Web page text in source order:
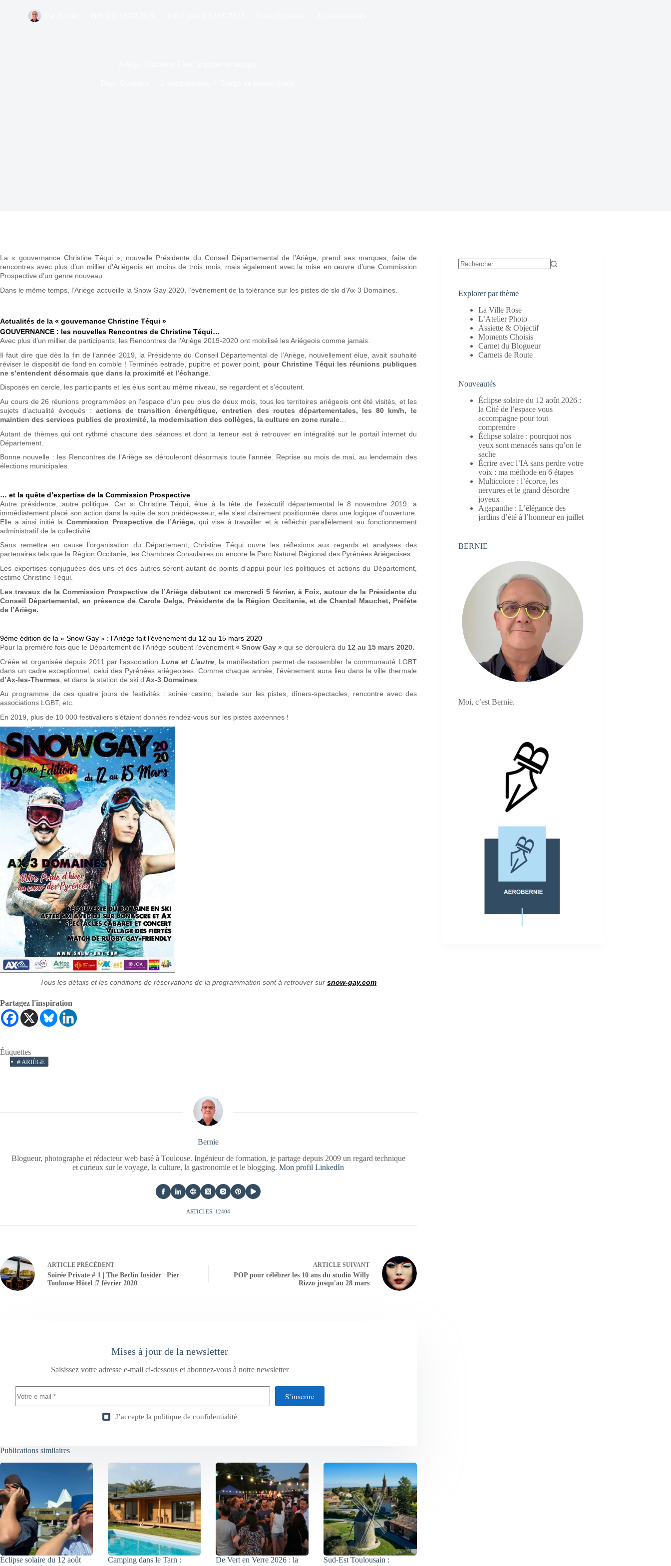
La « gouvernance Christine Téqui », nouvelle Présidente du Conseil Départemental de l’Ariège, prend ses marques, faite de
rencontres avec plus d’un millier d’Ariégeois en moins de trois mois, mais également avec la mise en œuvre d’une Commission
Prospective d’un genre nouveau.
Dans le même temps, l’Ariège accueille la Snow Gay 2020, l’événement de la tolérance sur les pistes de ski d’Ax-3 Domaines.
Actualités de la « gouvernance Christine Téqui »
GOUVERNANCE : les nouvelles Rencontres de Christine Téqui…
Avec plus d’un millier de participants, les Rencontres de l’Ariège 2019-2020 ont mobilisé les Ariégeois comme jamais.
Il faut dire que dès la fin de l’année 2019, la Présidente du Conseil Départemental de l’Ariège, nouvellement élue, avait souhaité
réviser le dispositif de fond en comble ! Terminés estrade, pupitre et power point, pour Christine Téqui les réunions publiques
ne s’entendent désormais que dans la proximité et l’échange
Disposés en cercle, les participants et les élus sont au même niveau, se regardent et s’écoutent.
Au cours de 26 réunions programmées en l’espace d’un peu plus de deux mois, tous les territoires ariégeois ont été visités, et les
sujets d’actualité évoqués : actions de transition énergétique, entretien des routes départementales, les 80 km/h, le
maintien des services publics de proximité, la modernisation des collèges, la culture en zone rurale
Autant de thèmes qui ont rythmé chacune des séances et dont la teneur est à retrouver en intégralité sur le portail internet du
Département.
Bonne nouvelle : les Rencontres de l’Ariège se dérouleront désormais toute l’année. Reprise au mois de mai, au lendemain des
élections municipales.
… et la quête d’expertise de la Commission Prospective
Autre présidence, autre politique. Car si Christine Téqui, élue à la tête de l’exécutif départemental le 8 novembre 2019, a
immédiatement placé son action dans la suite de son prédécesseur, elle s’est clairement positionnée dans une logique d’ouverture.
Elle a ainsi initié la Commission Prospective de l’Ariège,qui vise à travailler et à réfléchir parallèlement au fonctionnement
administratif de la collectivité.
Sans remettre en cause l’organisation du Département, Christine Téqui ouvre les réflexions aux regards et analyses des
partenaires tels que la Région Occitanie, les Chambres Consulaires ou encore le Parc Naturel Régional des Pyrénées Ariégeoises.
Les expertises conjuguées des uns et des autres seront autant de points d’appui pour les politiques et actions du Département,
estime Christine Téqui.
Les travaux de la Commission Prospective de l’Ariège débutent ce mercredi 5 février, à Foix, autour de la Présidente du
Conseil Départemental, en présence de Carole Delga, Présidente de la Région Occitanie, et de Chantal Mauchet, Préfète
de l’Ariège.
9ème édition de la « Snow Gay » : l’Ariège fait l’événement du 12 au 15 mars 2020
Pour la première fois que le Département de l’Ariège soutient l’évènement « Snow Gay » qui se déroulera du 12 au 15 mars 2020.
Créée et organisée depuis 2011 par l’association Lune et L’autre, la manifestation permet de rassembler la communauté LGBT
dans un cadre exceptionnel, celui des Pyrénées ariégeoises. Comme chaque année, l’évènement aura lieu dans la ville thermale
d’Ax-les-Thermes , et dans la station de ski d’Ax-3 Domaines
Au programme de ces quatre jours de festivités : soirée casino, balade sur les pistes, dîners-spectacles, rencontre avec des
associations LGBT, etc.
En 2019, plus de 10 000 festivaliers s’étaient donnés rendez-vous sur les pistes axéennes !
Tous les détails et les conditions de réservations de la programmation sont à retrouver sur snow-gay.com
Partagez l'inspiration
Étiquettes
#ARIÈGE
Bernie
Blogueur, photographe et rédacteur web basé à Toulouse. Ingénieur de formation, je partage depuis 2009 un regard technique
et curieux sur le voyage, la culture, la gastronomie et le blogging.Mon profil LinkedIn
ARTICLES: 12404
ARTICLE PRÉCÉDENT
Soirée Private # 1 | The Berlin Insider | Pier
Toulouse Hôtel |7 février 2020
ARTICLESUIVANT
POP pour célébrer les 10 ans du studio Willy
Rizzo jusqu'au 28 mars
Mises à jour de la newsletter
Saisissez votre adresse e-mail ci-dessous et abonnez-vous à notre newsletter
S’inscrire
J’accepte la politique de confidentialité
Publications similaires
Éclipse solaire du 12 août
Camping dans le Tarn :
De Vert en Verre 2026 : la
Sud-Est Toulousain :
Explorer par thème
La Ville Rose
L’Atelier Photo
Assiette & Objectif
Moments Choisis
Carnet du Blogueur
Carnets de Route
Nouveautés
Éclipse solaire du 12 août 2026 :
la Cité de l’espace vous
accompagne pour tout
comprendre
Éclipse solaire : pourquoi nos
yeux sont menacés sans qu’on le
sache
Écrire avec l’IA sans perdre votre
voix : ma méthode en 6 étapes
Multicolore : l’écorce, les
nervures et le grand désordre
joyeux
Agapanthe : L’élégance des
jardins d’été à l’honneur en juillet
BERNIE
Moi, c’est Bernie.